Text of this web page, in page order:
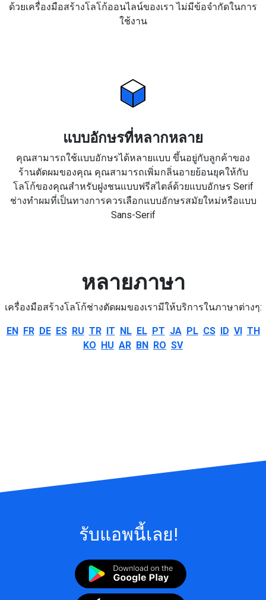
ด้วยเครื่องมือสร้างโลโก้ออนไลน์ของเรา ไม่มีข้อจำกัดในการ
ใช้งาน
แบบอักษรที่หลากหลาย
คุณสามารถใช้แบบอักษรได้หลายแบบ ขึ้นอยู่กับลูกค้าของ
ร้านตัดผมของคุณ คุณสามารถเพิ่มกลิ่นอายย้อนยุคให้กับ
โลโก้ของคุณสำหรับฝูงชนแบบฟรีสไตล์ด้วยแบบอักษร Serif
ช่างทำผมที่เป็นทางการควรเลือกแบบอักษรสมัยใหม่หรือแบบ
Sans-Serif
หลายภาษา
เครื่องมือสร้างโลโก้ช่างตัดผมของเรามีให้บริการในภาษาต่างๆ:
EN FR DE ES RU TR IT NL EL PT JA PL CS ID VI TH
KO HU AR BN RO SV
รับแอพนี้เลย!